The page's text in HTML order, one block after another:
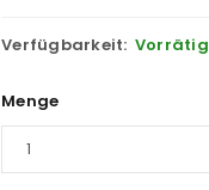
Verfügbarkeit: Vorrätig
Menge